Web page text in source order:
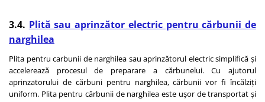
3.4. Plită sau aprinzător electric pentru cărbunii de
narghilea
Plita pentru carbunii de narghilea sau aprinzătorul electric simplifică și
accelerează procesul de preparare a cărbunelui. Cu ajutorul
aprinzatorului de cărbuni pentru narghilea, cărbunii vor fi încălziți
uniform. Plita pentru cărbunii de narghilea este ușor de transportat și